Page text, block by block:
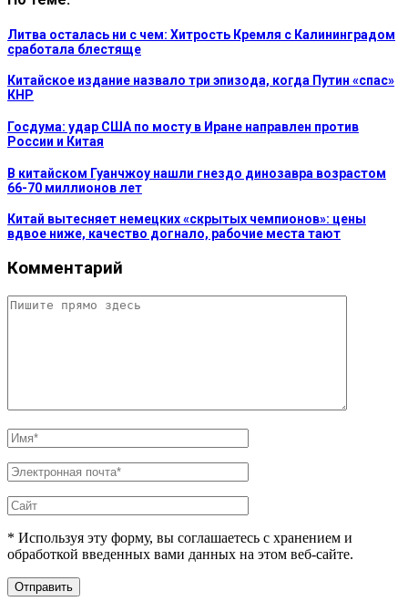
Литва осталась ни с чем: Хитрость Кремля с Калининградом
сработала блестяще
Китайское издание назвало три эпизода, когда Путин «спас»
КНР
Госдума: удар США по мосту в Иране направлен против
России и Китая
В китайском Гуанчжоу нашли гнездо динозавра возрастом
66-70 миллионов лет
Китай вытесняет немецких «скрытых чемпионов»: цены
вдвое ниже, качество догнало, рабочие места тают
Комментарий
* Используя эту форму, вы соглашаетесь с хранением и
обработкой введенных вами данных на этом веб-сайте.